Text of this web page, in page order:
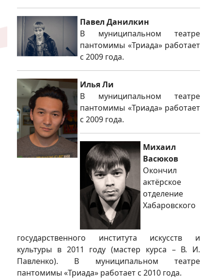
Павел Данилкин
В муниципальном театре
пантомимы «Триада» работает
с 2009 года.
Илья Ли
В муниципальном театре
пантомимы «Триада» работает
с 2009 года.
Михаил
Васюков
Окончил
актёрское
отделение
Хабаровского
государственного института искусств и
культуры в 2011 году (мастер курса – В. И.
Павленко). В муниципальном театре
пантомимы «Триада» работает с 2010 года.